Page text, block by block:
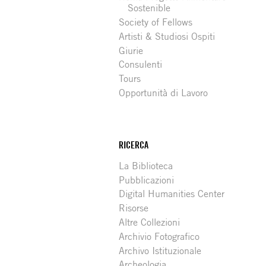
Sostenible
Society of Fellows
Artisti & Studiosi Ospiti
Giurie
Consulenti
Tours
Opportunità di Lavoro
RICERCA
La Biblioteca
Pubblicazioni
Digital Humanities Center
Risorse
Altre Collezioni
Archivio Fotografico
Archivo Istituzionale